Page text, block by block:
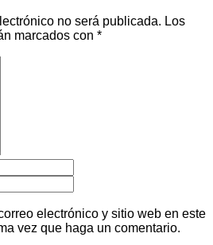
no será publicada. Los
marcados con *
electrónico y sitio web en este
vez que haga un comentario.